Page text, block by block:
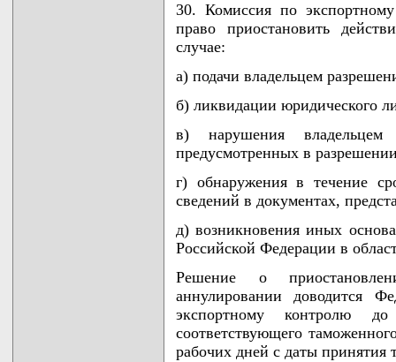
30. Комиссия по
право приостановить
случае:
а) подачи владельцем
б) ликвидации юридического
в) нарушения
предусмотренных в
г) обнаружения в течение
сведений в документах,
д) возникновения иных
Российской Федерации в
Решение о
аннулировании доводится
экспортному контролю
соответствующего
рабочих дней с даты принятия